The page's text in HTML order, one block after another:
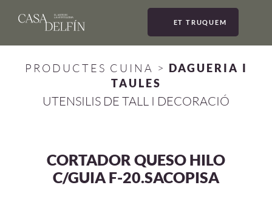
ET TRUQUEM
PRODUCTES CUINA > DAGUERIA I
TAULES
UTENSILIS DE TALL I DECORACIÓ
CORTADOR QUESO HILO
C/GUIA F-20.SACOPISA